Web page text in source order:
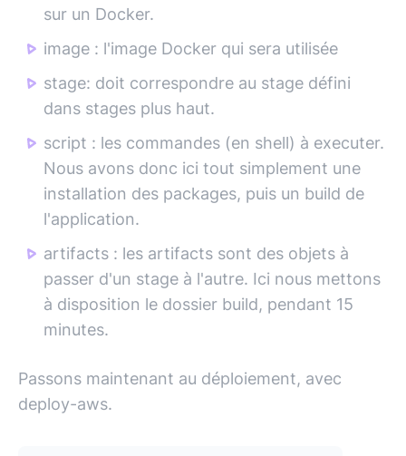
sur un Docker.
image : l'image Docker qui sera utilisée
stage: doit correspondre au stage défini
dans stages plus haut.
script : les commandes (en shell) à executer.
Nous avons donc ici tout simplement une
installation des packages, puis un build de
l'application.
artifacts : les artifacts sont des objets à
passer d'un stage à l'autre. Ici nous mettons
à disposition le dossier build, pendant 15
minutes.
Passons maintenant au déploiement, avec
deploy-aws.